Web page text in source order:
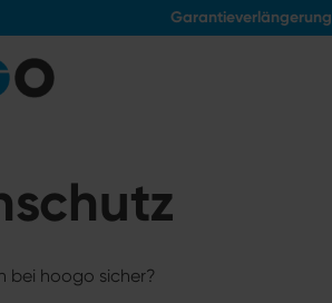
Garantieverlängerung
bei hoogo sicher?